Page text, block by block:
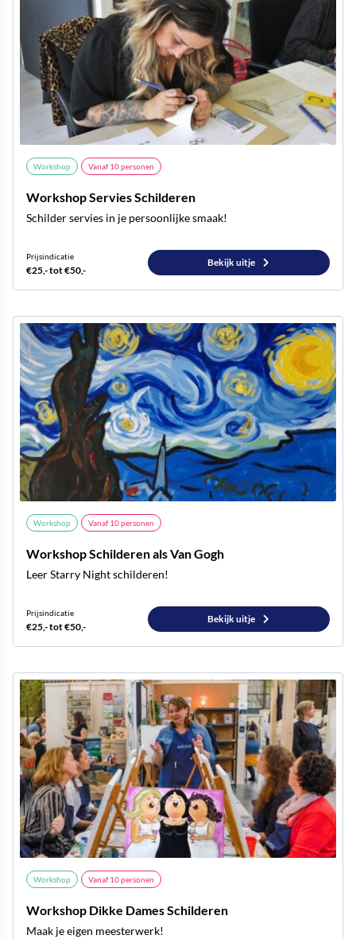
Workshop Vanaf10personen
Workshop Servies Schilderen
Schilder servies in je persoonlijke smaak!
Prijsindicatie
€25,- tot €50,-
Bekijk uitje
Workshop Vanaf10personen
Workshop Schilderen als Van Gogh
Leer Starry Night schilderen!
Prijsindicatie
€25,- tot €50,-
Bekijk uitje
Workshop Vanaf10personen
Workshop Dikke Dames Schilderen
Maak je eigen meesterwerk!